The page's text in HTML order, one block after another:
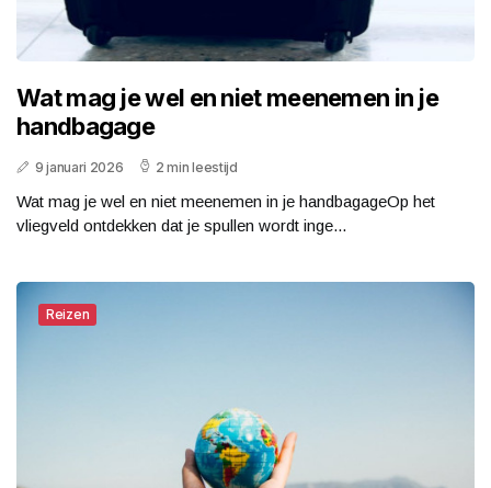
Wat mag je wel en niet meenemen in je
handbagage
9 januari 2026 2 min leestijd
Wat mag je wel en niet meenemen in je handbagageOp het
vliegveld ontdekken dat je spullen wordt inge...
Reizen